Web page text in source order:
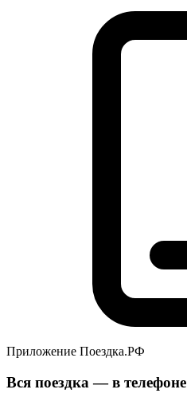
Приложение Поездка.РФ
Вся поездка — в телефоне